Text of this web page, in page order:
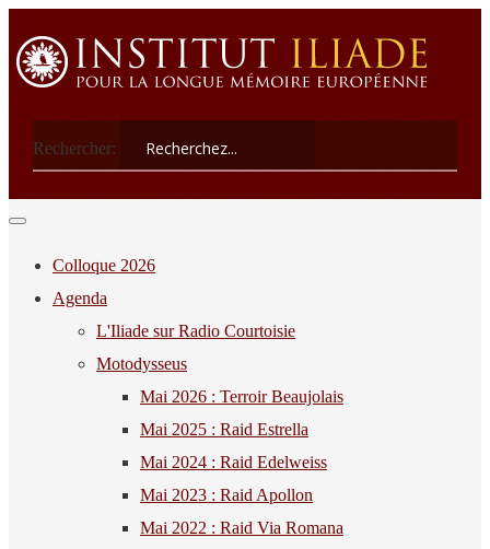
Rechercher:
Colloque 2026
Agenda
L'Iliade sur Radio Courtoisie
Motodysseus
Mai 2026 : Terroir Beaujolais
Mai 2025 : Raid Estrella
Mai 2024 : Raid Edelweiss
Mai 2023 : Raid Apollon
Mai 2022 : Raid Via Romana